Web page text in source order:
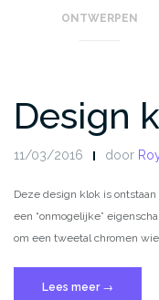
ONTWERPEN
Design
11/03/2016 door
Deze design klok is
een “onmogelijke”
om een tweetal chromen
Lees meer “Design
→